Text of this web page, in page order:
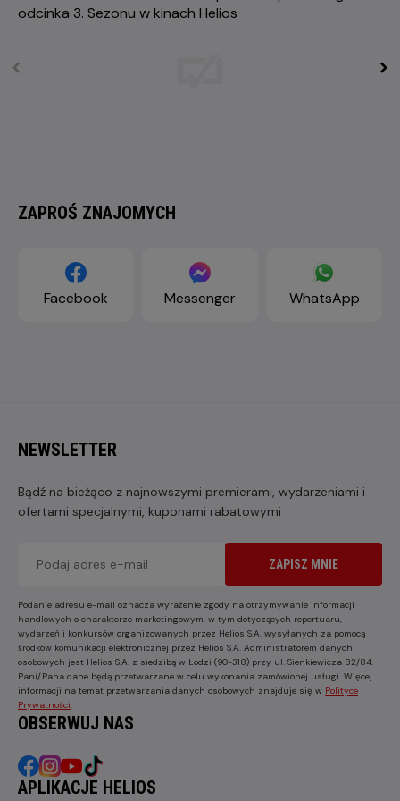
ZAPROŚ ZNAJOMYCH
Facebook Messenger WhatsApp
NEWSLETTER
Bądź na bieżąco z najnowszymi premierami, wydarzeniami i
ofertami specjalnymi, kuponami rabatowymi
ZAPISZ MNIE
Podanie adresu e-mail oznacza wyrażenie zgody na otrzymywanie informacji
handlowych o charakterze marketingowym, w tym dotyczących repertuaru,
wydarzeń i konkursów organizowanych przez Helios S.A. wysyłanych za pomocą
środków komunikacji elektronicznej przez Helios S.A. Administratorem danych
osobowych jest Helios S.A. z siedzibą w Łodzi (90-318) przy ul. Sienkiewicza 82/84.
Pani/Pana dane będą przetwarzane w celu wykonania zamówionej usługi. Więcej
informacji na temat przetwarzania danych osobowych znajduje się w Polityce
Prywatności.
OBSERWUJ NAS
APLIKACJE HELIOS